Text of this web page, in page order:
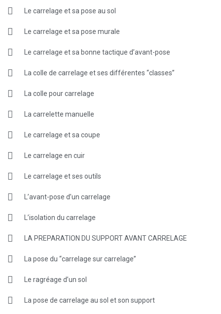
Le carrelage et sa pose au sol
Le carrelage et sa pose murale
Le carrelage et sa bonne tactique d’avant-pose
La colle de carrelage et ses différentes “classes”
La colle pour carrelage
La carrelette manuelle
Le carrelage et sa coupe
Le carrelage en cuir
Le carrelage et ses outils
L’avant-pose d’un carrelage
L’isolation du carrelage
LA PREPARATION DU SUPPORT AVANT CARRELAGE
La pose du “carrelage sur carrelage”
Le ragréage d’un sol
La pose de carrelage au sol et son support